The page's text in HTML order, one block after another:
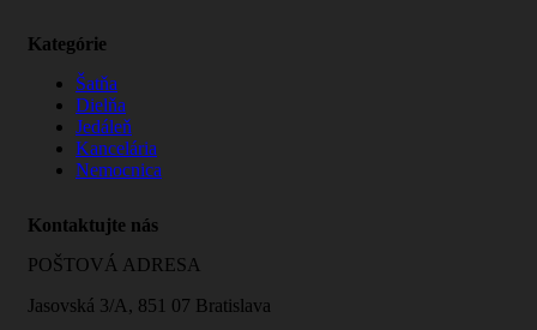
Kategórie
Šatňa
Dielňa
Jedáleň
Kancelária
Nemocnica
Kontaktujte nás
POŠTOVÁ ADRESA
Jasovská 3/A, 851 07 Bratislava